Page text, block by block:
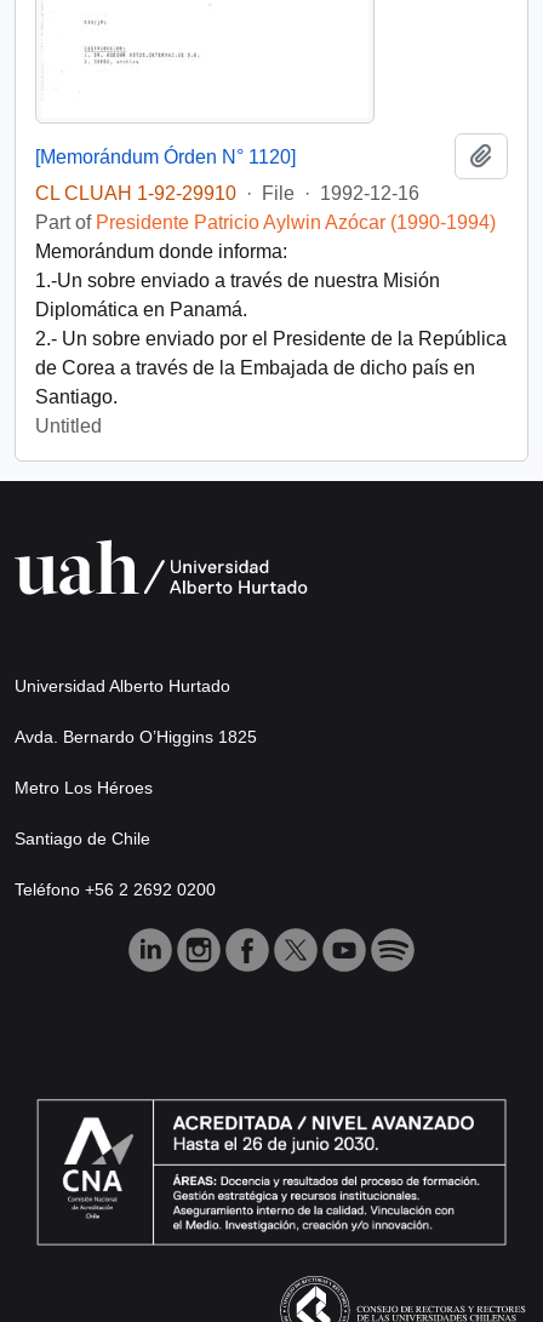
[Memorándum Órden N° 1120]
CL CLUAH 1-92-29910 · File · 1992-12-16
Part of Presidente Patricio Aylwin Azócar (1990-1994)
Memorándum donde informa:
1.-Un sobre enviado a través de nuestra Misión
Diplomática en Panamá.
2.- Un sobre enviado por el Presidente de la República
de Corea a través de la Embajada de dicho país en
Santiago.
Untitled
Universidad Alberto Hurtado
Avda. Bernardo O’Higgins 1825
Metro Los Héroes
Santiago de Chile
Teléfono +56 2 2692 0200